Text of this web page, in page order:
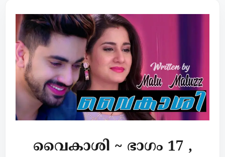
വൈകാശി ~ ഭാഗം 17 ,